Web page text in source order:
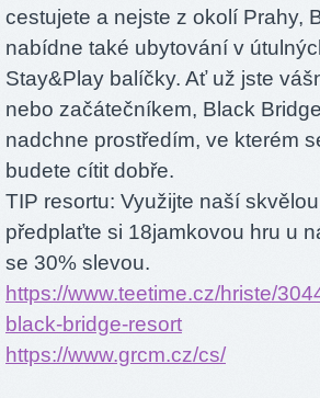
cestujete a nejste z okolí Prahy,
nabídne také ubytování v
Stay&Play balíčky. Ať už jste
nebo začátečníkem, Black
nadchne prostředím, ve kterém
budete cítit dobře.
TIP resortu: Využijte naší
předplaťte si 18jamkovou hru u
se 30% slevou.
https://www.teetime.cz/hriste/
black-bridge-resort
https://www.grcm.cz/cs/